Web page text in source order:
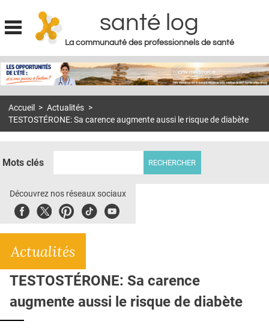
Jump to navigation
santé log
La communauté des professionnels de santé
MON COMPTE
S'ABONNER À LA REVUE SOIN À DOMICILE
DOSSIERS
E-REVUE SAD
L'APP
QUI SOMMES-NOUS ?
PUBLICITÉ
CONDITIONS GÉNÉRALES
Accueil > Actualités >
TESTOSTÉRONE: Sa carence augmente aussi le risque de diabète
Mots clés
Découvrez nos réseaux sociaux
FacebookTwitterPinterest
TiktokYoubute
Actualités
TESTOSTÉRONE: Sa carence
augmente aussi le risque de diabète